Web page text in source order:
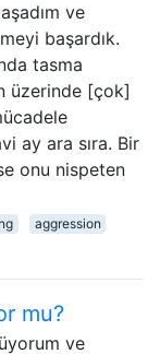
ve
başardık.
tasma
üzerinde [çok]
ay ara sıra. Bir
onu nispeten
aggression
mu?
ve